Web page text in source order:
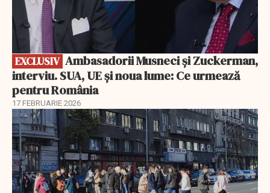
EXCLUSIV
interviu. SUA, UE și noua lume: Ce urmează
pentru România
17 FEBRUARIE 2026